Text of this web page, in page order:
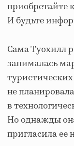
приобретайте
И будьте
Сама Туохилл
занималась
не
в
Но однажды
пригласила ее